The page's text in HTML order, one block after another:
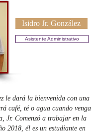
Isidro Jr. González
Asistente Administrativo
le dará la bienvenida con una
café, té o agua cuando venga
Jr. Comenzó a trabajar en la
2018, él es un estudiante en